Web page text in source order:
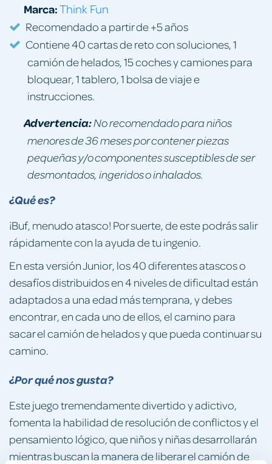
¿Qué es?
¡Buf, menudo atasco! Por suerte, de este podrás salir
rápidamente con la ayuda de tu ingenio.
En esta versión Junior, los 40 diferentes atascos o
desafíos distribuidos en 4 niveles de dificultad están
adaptados a una edad más temprana, y debes
encontrar, en cada uno de ellos, el camino para
sacar el camión de helados y que pueda continuar su
camino.
¿Por qué nos gusta?
Este juego tremendamente divertido y adictivo,
fomenta la habilidad de resolución de conflictos y el
pensamiento lógico, que niños y niñas desarrollarán
mientras buscan la manera de liberar el camión de
Marca:Think Fun
Recomendado a partir de +5 años
Contiene 40 cartas de reto con soluciones, 1
camión de helados, 15 coches y camiones para
bloquear, 1 tablero, 1 bolsa de viaje e
instrucciones.
Advertencia:No recomendado para niños
menores de 36 meses por contener piezas
pequeñas y/o componentes susceptibles de ser
desmontados, ingeridos o inhalados.